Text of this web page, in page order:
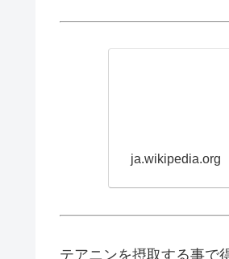
ja.wikipedia.org
テアニンを摂取する事で